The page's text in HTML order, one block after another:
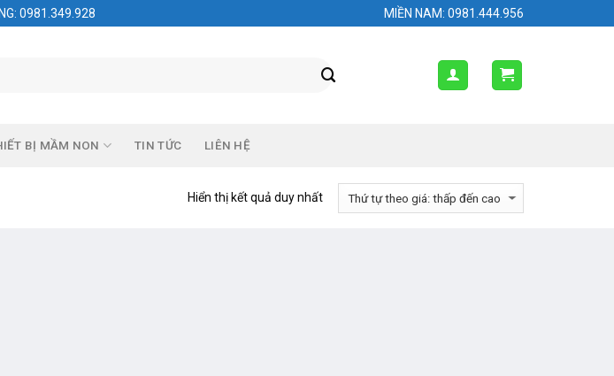
0981.349.928 MIỀN NAM: 0981.444.956
BỊ MẦM NON TIN TỨC LIÊN HỆ
Hiển thị kết quả duy nhất